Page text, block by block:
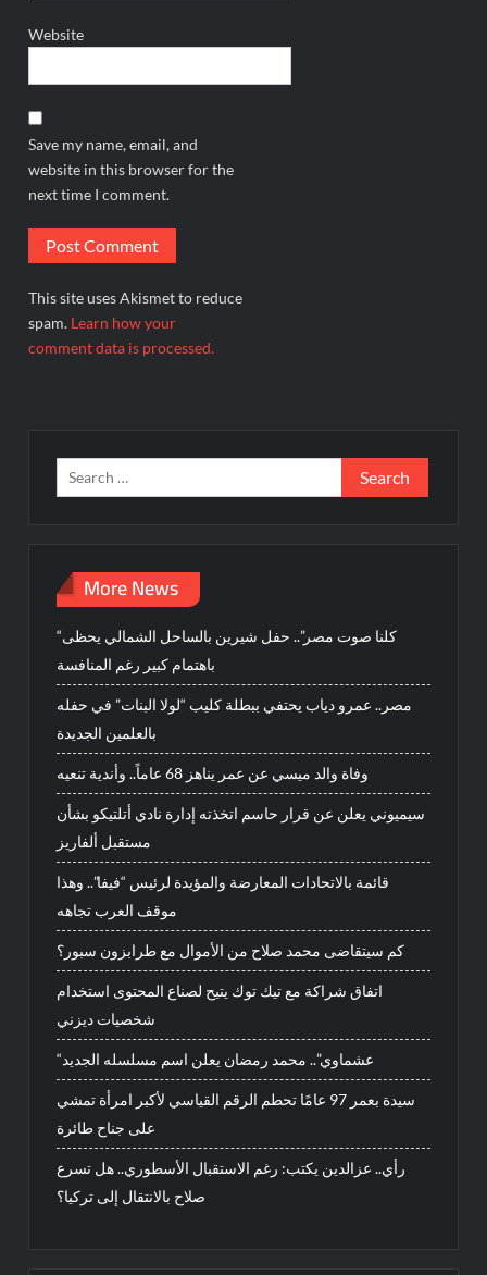
Website
Save my name, email, and
website in this browser for the
next time I comment.
This site uses Akismet to reduce
spam. Learn how your
comment data is processed.
Search
for:
More News
“كلنا صوت مصر”.. حفل شيرين بالساحل الشمالي يحظى
باهتمام كبير رغم المنافسة
مصر.. عمرو دياب يحتفي ببطلة كليب “لولا البنات” في حفله
بالعلمين الجديدة
وفاة والد ميسي عن عمر يناهز 68 عاماً.. وأندية تنعيه
سيميوني يعلن عن قرار حاسم اتخذته إدارة نادي أتلتيكو بشأن
مستقبل ألفاريز
قائمة بالاتحادات المعارضة والمؤيدة لرئيس “فيفا”.. وهذا
موقف العرب تجاهه
كم سيتقاضى محمد صلاح من الأموال مع طرابزون سبور؟
اتفاق شراكة مع تيك توك يتيح لصناع المحتوى استخدام
شخصيات ديزني
“عشماوي”.. محمد رمضان يعلن اسم مسلسله الجديد
سيدة بعمر 97 عامًا تحطم الرقم القياسي لأكبر امرأة تمشي
على جناح طائرة
رأي.. عزالدين يكتب: رغم الاستقبال الأسطوري.. هل تسرع
صلاح بالانتقال إلى تركيا؟